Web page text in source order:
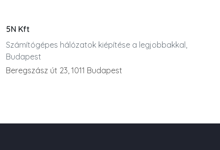
5N Kft
Számítógépes hálózatok kiépítése a legjobbakkal,
Budapest
Beregszász út 23, 1011 Budapest